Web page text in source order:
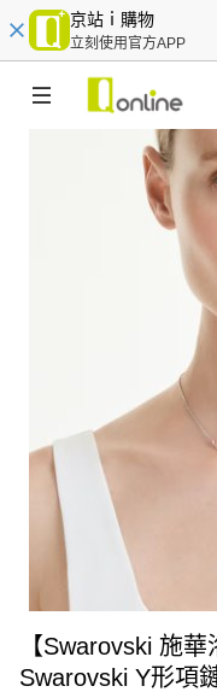
京站ｉ購物
立刻使用官方APP
【Swarovski 施
Swarovski Y形項